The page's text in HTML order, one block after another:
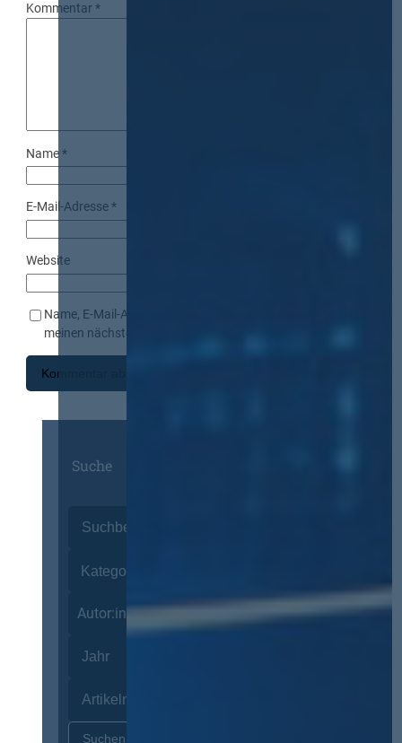
Kommentar*
Name*
E-Mail-Adresse*
Website
Name, E-Mail-Adresse und Website in diesem Browser für
meinen nächsten Kommentar speichern.
Suche
Autor:innen